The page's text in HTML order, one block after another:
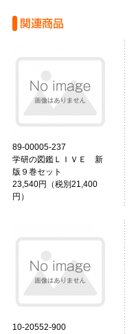
89-00005-237
学研の図鑑ＬＩＶＥ 新
版９巻セット
23,540円（税別21,400
円）
10-20552-900